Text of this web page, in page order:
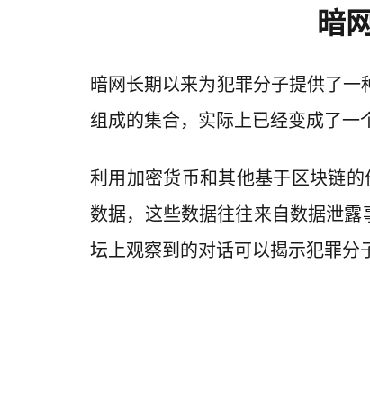
暗
暗网长期以来为犯罪分子提供了
组成的集合，实际上已经变成了一
利用加密货币和其他基于区块链
数据，这些数据往往来自数据泄
坛上观察到的对话可以揭示犯罪分